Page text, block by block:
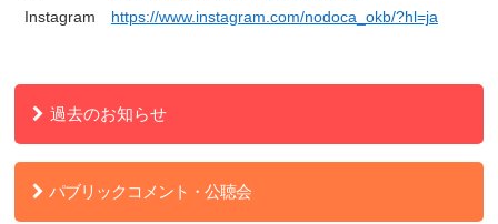
Instagram https://www.instagram.com/nodoca_okb/?hl=ja
過去のお知らせ
パブリックコメント・公聴会